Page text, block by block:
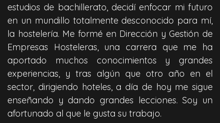
estudios de bachillerato, decidí enfocar mi futuro
en un mundillo totalmente desconocido para mí,
la hostelería. Me formé en Dirección y Gestión de
Empresas Hosteleras, una carrera que me ha
aportado muchos conocimientos y grandes
experiencias, y tras algún que otro año en el
sector, dirigiendo hoteles, a día de hoy me sigue
enseñando y dando grandes lecciones. Soy un
afortunado al que le gusta su trabajo.